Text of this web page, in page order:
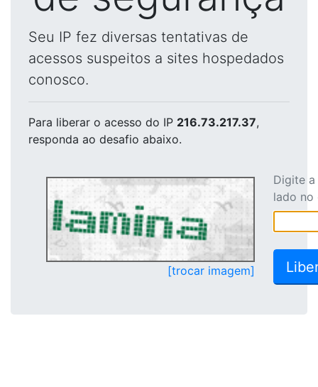
Seu IP fez diversas tentativas de
acessos suspeitos a sites hospedados
conosco.
Para liberar o acesso do IP 216.73.217.37,
responda ao desafio abaixo.
[trocar imagem]
Digite
lado no